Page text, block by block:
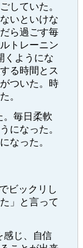
していた。
いといけな
ら過ごす毎
トレーニン
くようにな
る時間とス
ついた。時
。
。毎日柔軟
になった。
なった。
ビックリし
」と言って
感じ、自信